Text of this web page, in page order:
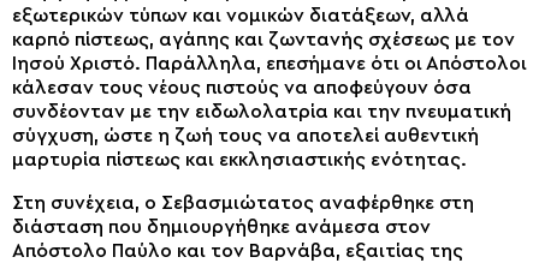
εξωτερικών τύπων και νομικών διατάξεων, αλλά
καρπό πίστεως, αγάπης και ζωντανής σχέσεως με τον
Ιησού Χριστό. Παράλληλα, επεσήμανε ότι οι Απόστολοι
κάλεσαν τους νέους πιστούς να αποφεύγουν όσα
συνδέονταν με την ειδωλολατρία και την πνευματική
σύγχυση, ώστε η ζωή τους να αποτελεί αυθεντική
μαρτυρία πίστεως και εκκλησιαστικής ενότητας.
Στη συνέχεια, ο Σεβασμιώτατος αναφέρθηκε στη
διάσταση που δημιουργήθηκε ανάμεσα στον
Απόστολο Παύλο και τον Βαρνάβα, εξαιτίας της